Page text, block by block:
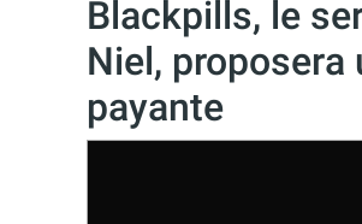
Blackpills, le
Niel,
payante